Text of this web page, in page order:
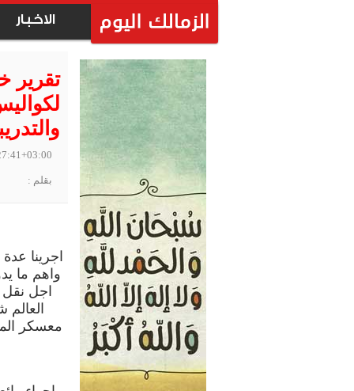
الاخبار
بقلم :
اجرينا
واهم ما
اجل نقل
معسكر